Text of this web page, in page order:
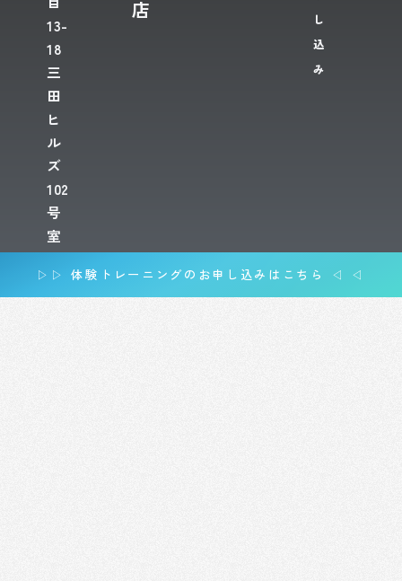
13-
18
三
田
ヒ
ル
ズ
102
号
室
店
し
込
み
▷▷ 体験トレーニングのお申し込みはこちら ◁ ◁